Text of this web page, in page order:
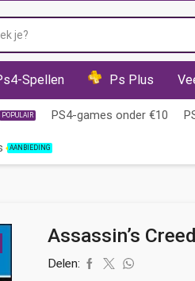
Spellen Ps Plus
POPULAIR PS4-games onder €10
AANBIEDING
Assassin’s
Delen: